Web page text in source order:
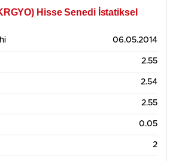
Hisse Senedi İstatiksel
06.05.2014
2.55
2.54
2.55
0.05
2